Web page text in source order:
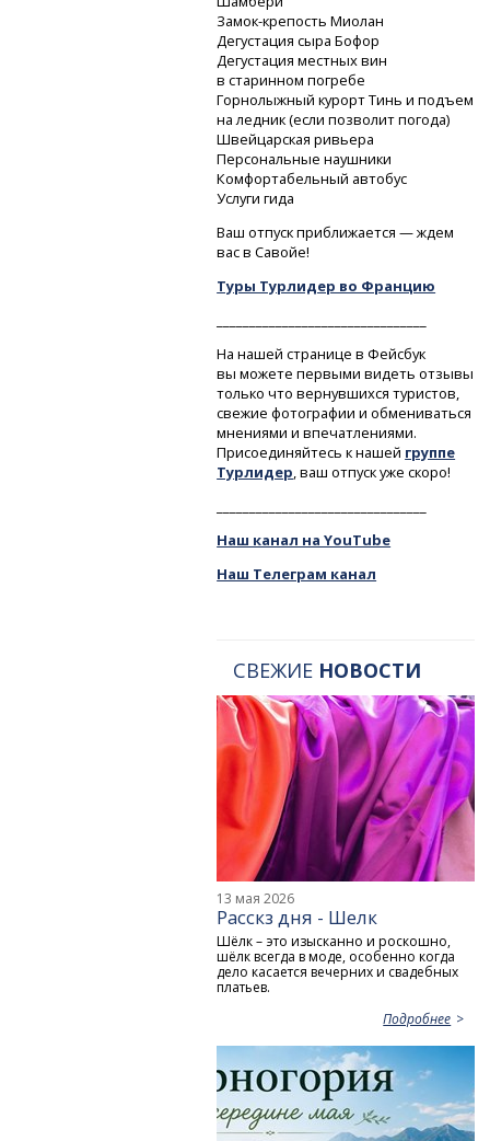
Замок-крепость Миолан
Дегустация сыра Бофор
Дегустация местных вин
в старинном погребе
Горнолыжный курорт Тинь и подъем
на ледник (если позволит погода)
Швейцарская ривьера
Персональные наушники
Комфортабельный автобус
Услуги гида
Ваш отпуск приближается — ждем
вас в Савойе!
Туры Турлидер во Францию
На нашей странице в Фейсбук
вы можете первыми видеть отзывы
только что вернувшихся туристов,
свежие фотографии и обмениваться
мнениями и впечатлениями.
Присоединяйтесь к нашей группе
Турлидер, ваш отпуск уже скоро!
Наш канал на YouTube
Наш Телеграм канал
СВЕЖИЕ НОВОСТИ
13 мая 2026
Расскз дня - Шелк
Шёлк – это изысканно и роскошно,
шёлк всегда в моде, особенно когда
дело касается вечерних и свадебных
платьев.
Подробнее